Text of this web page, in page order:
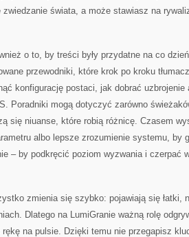
świata, a może stawiasz na
o to, by treści były przydatne na co
przewodniki, które krok po kroku
konfigurację postaci, jak dobrać
Poradniki mogą dotyczyć zarówno
się niuanse, które robią różnicę. Czasem
albo lepsze zrozumienie systemu, by
– by podkręcić poziom wyzwania i czerpać
zmienia się szybko: pojawiają się łatki,
Dlatego na LumiGranie ważną rolę
na pulsie. Dzięki temu nie przegapisz